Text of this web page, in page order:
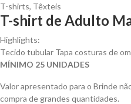
T-shirts, Têxteis
T-shirt de Adulto
Highlights:
Tecido tubular Tapa costuras de
MÍNIMO 25 UNIDADES
Valor apresentado para o Brinde
compra de grandes quantidades.